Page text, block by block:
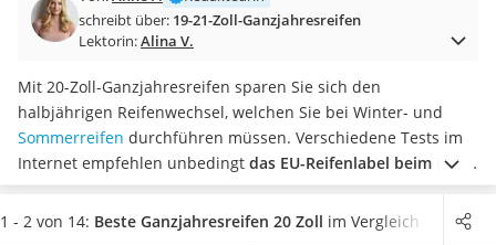
Benzinkanister
Marderschreck
AGM-Batterie Wohnmobil
Thule-Fahrradträger
FM-Transmitter
Sommerreifen 205/55 R16
Autobatterie-Ladegerät
Alkoholtester
schreibt über: 19-21-Zoll-Ganzjahresreifen
Lektorin:Alina V.
Mit 20-Zoll-Ganzjahresreifen sparen Sie sich den
halbjährigen Reifenwechsel, welchen Sie bei Winter- und
Sommerreifen durchführen müssen. Verschiedene Tests im
Internet empfehlen unbedingt das EU-Reifenlabel beim Kauf
zu beachten. Aus diesem können Sie die Nasshaftung,
Kraftstoffeffizienz und das Abrollgeräusch entnehmen.
1 - 2 von 14: Beste Ganzjahresreifen 20 Zoll im Vergleich